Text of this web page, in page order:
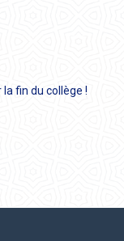
la fin du collège !